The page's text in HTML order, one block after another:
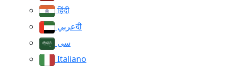
हिंदी
عربيदी
سی
Italiano